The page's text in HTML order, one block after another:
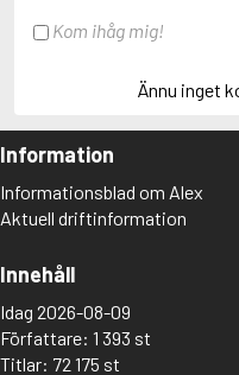
Kom ihåg mig!
Ännu inget
Information
Informationsblad om Alex
Aktuell driftinformation
Innehåll
Idag 2026-08-09
Författare: 1 393 st
Titlar: 72 175 st